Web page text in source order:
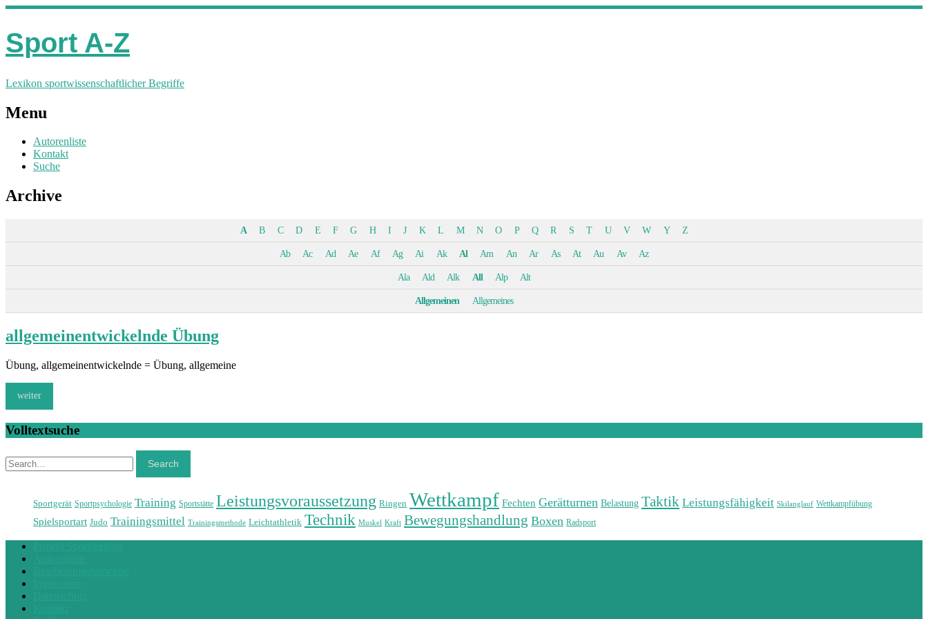
Sport A-Z
Lexikon sportwissenschaftlicher Begriffe
Menu
Autorenliste
Kontakt
Suche
Archive
A B C D E F G H I J K L M N O P Q R S T U V W Y Z
Ab Ac Ad Ae Af Ag Ai Ak Al Am An Ar As At Au Av Az
Ala Ald Alk All Alp Alt
Allgemeinen Allgemeines
allgemeinentwickelnde Übung
Übung, allgemeinentwickelnde = Übung, allgemeine
weiter
Volltextsuche
Search
Search
Sportgerät Sportpsychologie Training Sportstätte Leistungsvoraussetzung Ringen Wettkampf Fechten Gerätturnen Belastung Taktik Leistungsfähigkeit Skilanglauf Wettkampfübung
Spielsportart Judo Trainingsmittel Trainingsmethode Leichtathletik Technik Muskel Kraft Bewegungshandlung Boxen Radsport